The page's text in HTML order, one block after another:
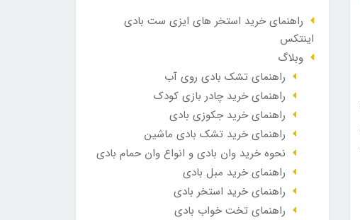
راهنمای خرید استخر های ایزی ست بادی
اینتکس
وبلاگ
راهنمای تشک بادی روی آب
راهنمای خرید چادر بازی کودک
راهنمای خرید جکوزی بادی
راهنمای خرید تشک بادی ماشین
نحوه خرید وان بادی و انواع وان حمام بادی
راهنمای خرید مبل بادی
راهنمای خرید استخر بادی
راهنمای تخت خواب بادی